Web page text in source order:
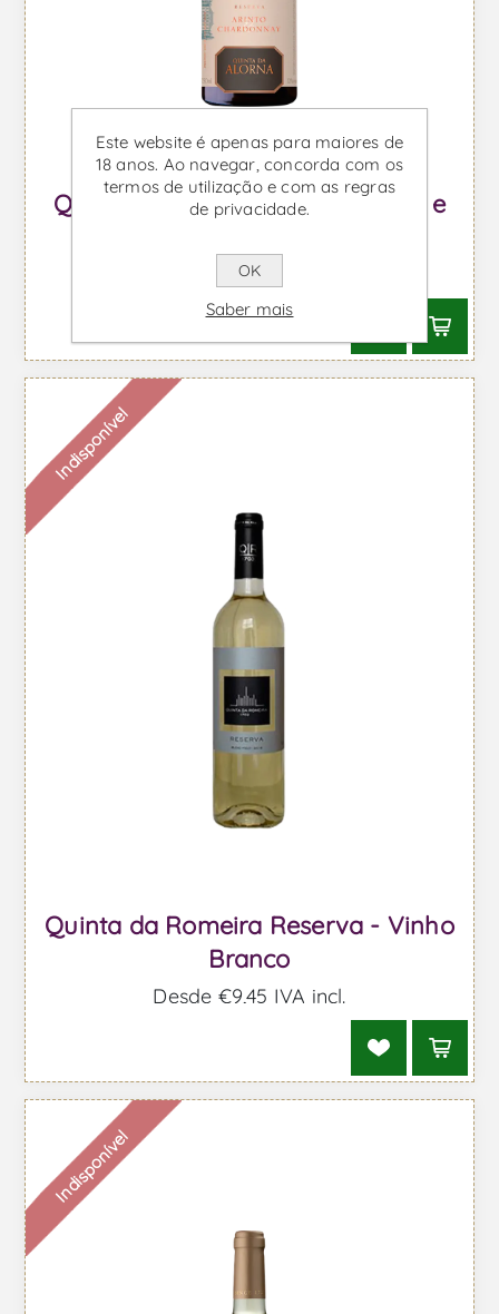
Quinta da Alorna Reserva Arinto e
Desde €9,18 IVA incl.
Indisponível
Quinta da Romeira Reserva - Vinho
Branco
Desde €9,45 IVA incl.
Indisponível
Este website é apenas para maiores de
18 anos. Ao navegar, concorda com os
termos de utilização e com as regras
de privacidade.
OK
Saber mais